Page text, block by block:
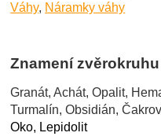
Váhy, Náramky váhy
Znamení
Granát, Achát, Opalit,
Turmalín, Obsidián,
Oko, Lepidolit